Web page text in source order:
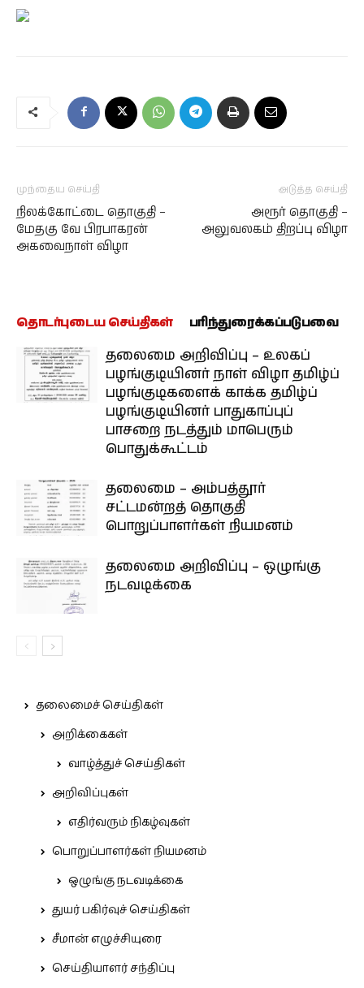
முந்தைய செய்தி
நிலக்கோட்டை தொகுதி –
மேதகு வே பிரபாகரன்
அகவைநாள் விழா
அடுத்த செய்தி
அரூர் தொகுதி –
அலுவலகம் திறப்பு விழா
தொடர்புடைய செய்திகள் பரிந்துரைக்கப்படுபவை
தலைமை அறிவிப்பு – உலகப்
பழங்குடியினர் நாள் விழா தமிழ்ப்
பழங்குடிகளைக் காக்க தமிழ்ப்
பழங்குடியினர் பாதுகாப்புப்
பாசறை நடத்தும் மாபெரும்
பொதுக்கூட்டம்
தலைமை – அம்பத்தூர்
சட்டமன்றத் தொகுதி
பொறுப்பாளர்கள் நியமனம்
தலைமை அறிவிப்பு – ஒழுங்கு
நடவடிக்கை
தலைமைச் செய்திகள்
அறிக்கைகள்
வாழ்த்துச் செய்திகள்
அறிவிப்புகள்
எதிர்வரும் நிகழ்வுகள்
பொறுப்பாளர்கள் நியமனம்
ஒழுங்கு நடவடிக்கை
துயர் பகிர்வுச் செய்திகள்
சீமான் எழுச்சியுரை
செய்தியாளர் சந்திப்பு